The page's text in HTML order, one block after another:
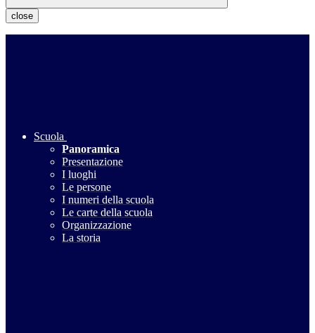
close
Scuola
Panoramica
Presentazione
I luoghi
Le persone
I numeri della scuola
Le carte della scuola
Organizzazione
La storia